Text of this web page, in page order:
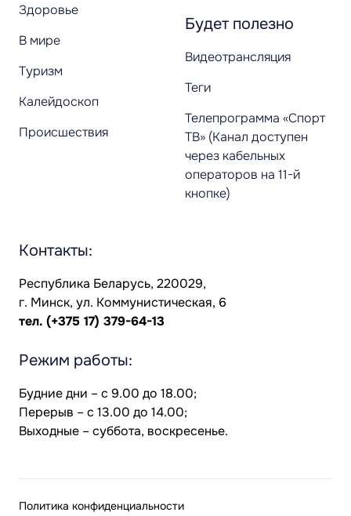
Здоровье
В мире
Туризм
Калейдоскоп
Происшествия
Будет полезно
Видеотрансляция
Теги
Телепрограмма «Спорт
ТВ» (Канал доступен
через кабельных
операторов на 11-й
кнопке)
Контакты:
Республика Беларусь, 220029,
г. Минск, ул. Коммунистическая, 6
тел. (+375 17) 379-64-13
Режим работы:
Будние дни – с 9.00 до 18.00;
Перерыв – с 13.00 до 14.00;
Выходные – суббота, воскресенье.
Политика конфиденциальности